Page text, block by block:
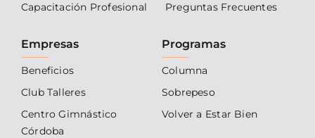
Capacitación Profesional
Preguntas Frecuentes
Empresas
Beneficios
Club Talleres
Centro Gimnástico
Córdoba
Programas
Columna
Sobrepeso
Volver a Estar Bien